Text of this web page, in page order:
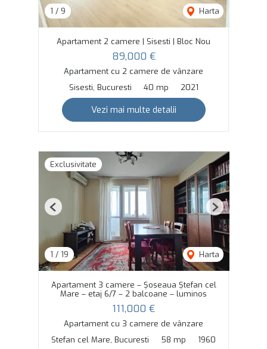
1 / 9 Harta
Apartament 2 camere | Sisesti | Bloc Nou
89,000 €
Apartament cu 2 camere de vânzare
Sisesti, Bucuresti
40 mp 2021
Vezi mai multe detalii
Exclusivitate
1 / 19 Harta
Previous Next
Apartament 3 camere – Șoseaua Ștefan cel
Mare – etaj 6/7 – 2 balcoane – luminos
111,000 €
Apartament cu 3 camere de vânzare
Stefan cel Mare, Bucuresti
58 mp 1960